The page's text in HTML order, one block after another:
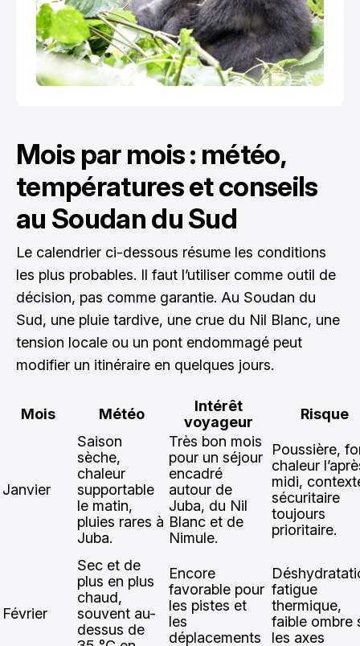
Mois par mois : météo,
températures et conseils
au Soudan du Sud
Le calendrier ci-dessous résume les conditions
les plus probables. Il faut l’utiliser comme outil de
décision, pas comme garantie. Au Soudan du
Sud, une pluie tardive, une crue du Nil Blanc, une
tension locale ou un pont endommagé peut
modifier un itinéraire en quelques jours.
Mois Météo
Intérêt
voyageur
Risque
Janvier
Saison
sèche,
chaleur
supportable
le matin,
pluies rares à
Juba.
Très bon mois
pour un séjour
encadré
autour de
Juba, du Nil
Blanc et de
Nimule.
Poussière,
chaleur
midi,
sécuritaire
toujours
prioritaire.
Février
Sec et de
plus en plus
chaud,
souvent au-
dessus de
Encore
favorable pour
les pistes et
les
déplacements
fatigue
thermique,
faible ombre
les axes